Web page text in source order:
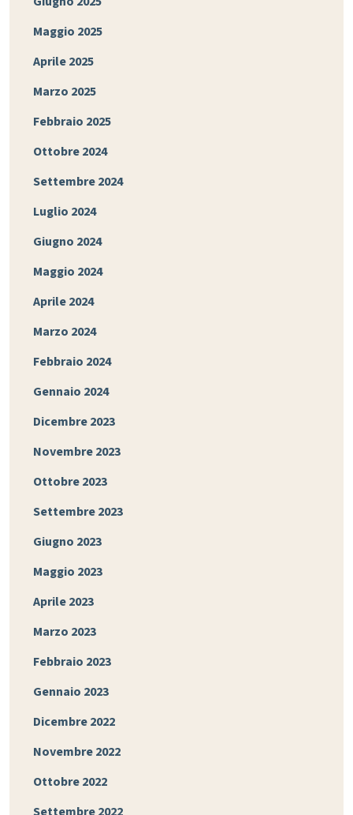
Maggio 2025
Aprile 2025
Marzo 2025
Febbraio 2025
Ottobre 2024
Settembre 2024
Luglio 2024
Giugno 2024
Maggio 2024
Aprile 2024
Marzo 2024
Febbraio 2024
Gennaio 2024
Dicembre 2023
Novembre 2023
Ottobre 2023
Settembre 2023
Giugno 2023
Maggio 2023
Aprile 2023
Marzo 2023
Febbraio 2023
Gennaio 2023
Dicembre 2022
Novembre 2022
Ottobre 2022